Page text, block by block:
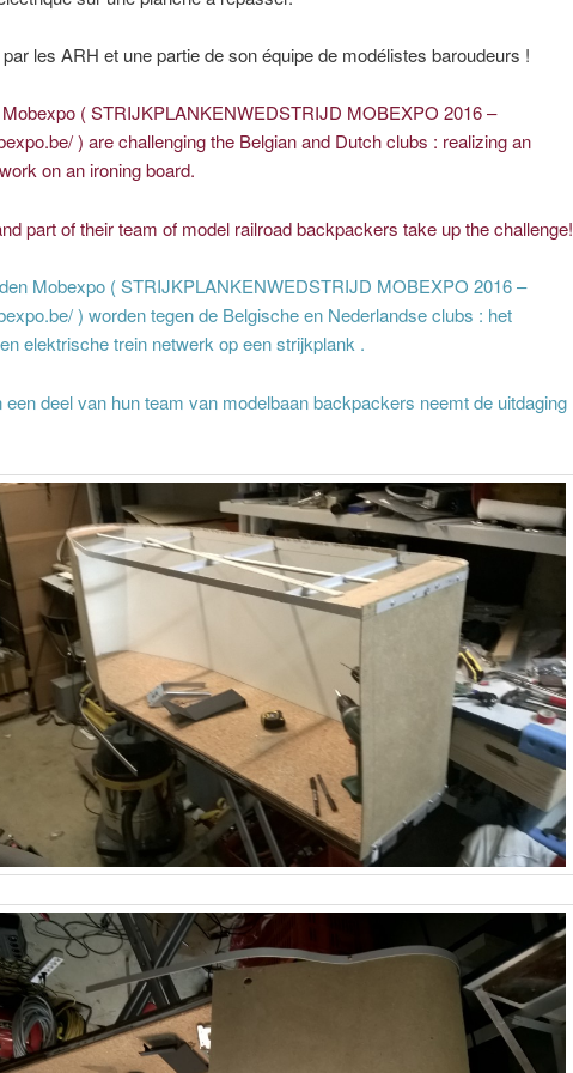
les ARH et une partie de son équipe de modélistes baroudeurs !
( STRIJKPLANKENWEDSTRIJD MOBEXPO 2016 –
) are challenging the Belgian and Dutch clubs : realizing an
on an ironing board.
part of their team of model railroad backpackers take up the challenge!
Mobexpo ( STRIJKPLANKENWEDSTRIJD MOBEXPO 2016 –
) worden tegen de Belgische en Nederlandse clubs : het
elektrische trein netwerk op een strijkplank .
een deel van hun team van modelbaan backpackers neemt de uitdaging